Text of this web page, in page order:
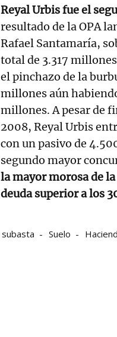
Reyal Urbis fue el
resultado de la OPA
Rafael Santamaría,
total de 3.317
el pinchazo de la
millones aún
millones. A pesar de
2008, Reyal Urbis
con un pasivo de
segundo mayor
la mayor morosa de
deuda superior a los
subasta Suelo